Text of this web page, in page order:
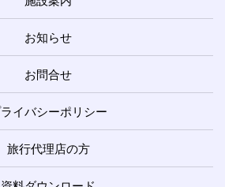
お知らせ
お問合せ
イバシーポリシー
旅行代理店の方